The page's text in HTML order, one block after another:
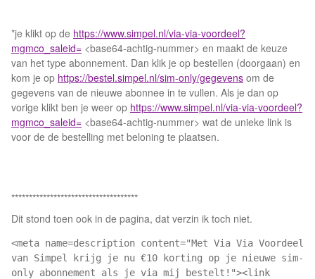
*je klikt op de https://www.simpel.nl/via-via-voordeel?
mgmco_saleid= <base64-achtig-nummer> en maakt de keuze
van het type abonnement. Dan klik je op bestellen (doorgaan) en
kom je op https://bestel.simpel.nl/sim-only/gegevens om de
gegevens van de nieuwe abonnee in te vullen. Als je dan op
vorige klikt ben je weer op https://www.simpel.nl/via-via-voordeel?
mgmco_saleid= <base64-achtig-nummer> wat de unieke link is
voor de de bestelling met beloning te plaatsen.
************************************
Dit stond toen ook in de pagina, dat verzin ik toch niet.
<meta name=description content="Met Via Via Voordeel
van Simpel krijg je nu €10 korting op je nieuwe sim-
only abonnement als je via mij bestelt!"><link